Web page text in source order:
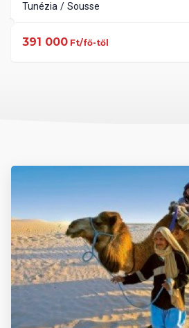
Tunézia Sousse
391 000 Ft/fő-től